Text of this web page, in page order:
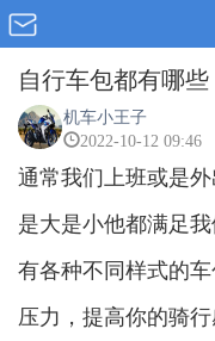
自行车包都有哪些
机车小王子
2022-10-12 09:46
通常我们上班或是
是大是小他都满足
有各种不同样式的
压力，提高你的骑